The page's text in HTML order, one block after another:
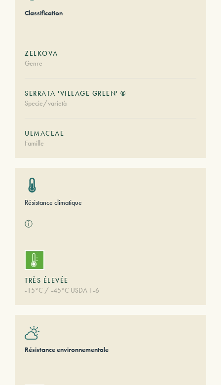
Classification
ZELKOVA
Genre
SERRATA 'VILLAGE GREEN' ®
Specie/varietà
ULMACEAE
Famille
Résistance climatique
ⓘ
TRÈS ÉLEVÉE
-15°C / -45°C USDA 1-6
Résistance environnementale